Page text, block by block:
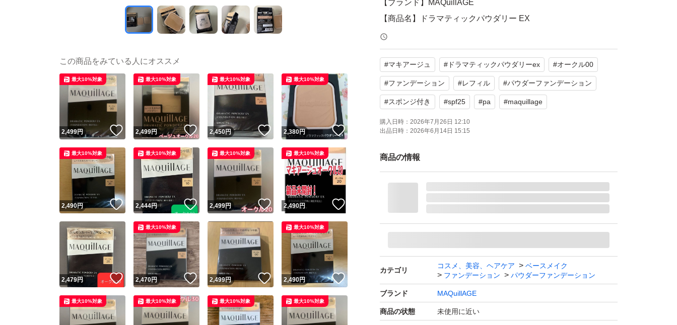
【ブランド】MAQuillAGE
【商品名】ドラマティックパウダリー EX
【カラー】オークル00
【SPF/PA】SPF25・PA+++
【付属品】やわらかフィットスポンジ
【商品の状態】一度使用 色が合わず出品します。
#マキアージュ # ドラマティックパウダリーex #オークル00
#ファンデーション #レフィル #パウダーファンデーション
#スポンジ付き #spf25 #pa #maquillage
購入日時： 2026年7月26日 12:10
出品日時： 2026年6月14日 15:15
商品の情報
カテゴリ
コスメ、美容、ヘアケア
ベースメイク
ファンデーション
パウダーファンデーション
ブランド MAQuillAGE
商品の状態 未使用に近い
この商品をみている人にオススメ
2,499円 いいね！
最大10%対象
2,499円 いいね！
最大10%対象
2,450円 いいね！
最大10%対象
2,380円 いいね！
最大10%対象
2,490円 いいね！
最大10%対象
2,444円 いいね！
最大10%対象
2,499円 いいね！
最大10%対象
2,490円
最大10%対象
2,479円 いいね！
2,470円 いいね！
最大10%対象
2,499円 いいね！
2,490円 いいね！
最大10%対象
最大10%対象 最大10%対象 最大10%対象 最大10%対象